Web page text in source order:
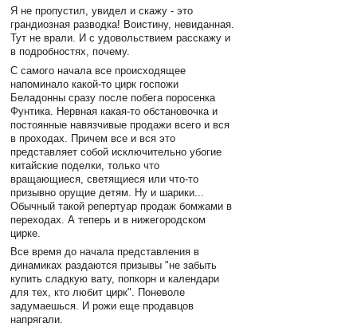
Я не пропустил, увидел и скажу - это
грандиозная разводка! Воистину, невиданная.
Тут не врали. И с удовольствием расскажу и
в подробностях, почему.
С самого начала все происходящее
напоминало какой-то цирк госпожи
Беладонны сразу после побега поросенка
Фунтика. Нервная какая-то обстановочка и
постоянные навязчивые продажи всего и вся
в проходах. Причем все и вся это
представляет собой исключительно убогие
китайские поделки, только что
вращающиеся, светящиеся или что-то
призывно орущие детям. Ну и шарики...
Обычный такой репертуар продаж бомжами в
переходах. А теперь и в нижегородском
цирке.
Все время до начала представления в
динамиках раздаются призывы "не забыть
купить сладкую вату, попкорн и календари
для тех, кто любит цирк". Поневоле
задумаешься. И рожи еще продавцов
напрягали.